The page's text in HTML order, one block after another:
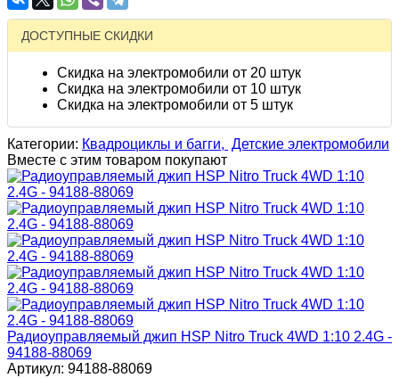
ДОСТУПНЫЕ СКИДКИ
Скидка на электромобили от 20 штук
Скидка на электромобили от 10 штук
Скидка на электромобили от 5 штук
Категории: Квадроциклы и багги, Детские электромобили
Вместе с этим товаром покупают
Радиоуправляемый джип HSP Nitro Truck 4WD 1:10 2.4G -
94188-88069
Артикул: 94188-88069